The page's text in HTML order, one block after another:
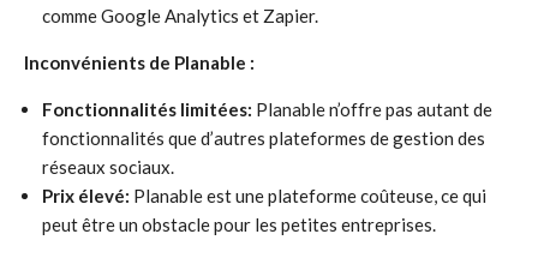
comme Google Analytics et Zapier.
Inconvénients de Planable :
Fonctionnalités limitées: Planable n’offre pas autant de
fonctionnalités que d’autres plateformes de gestion des
réseaux sociaux.
Prix élevé: Planable est une plateforme coûteuse, ce qui
peut être un obstacle pour les petites entreprises.